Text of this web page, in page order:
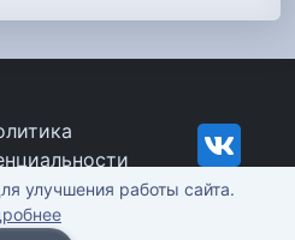
©
2026
улучшения работы сайта.